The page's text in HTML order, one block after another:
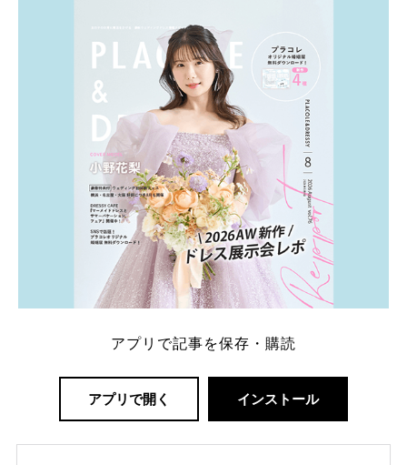
一番お得？」「プラコレの特典は？」といった疑問も
解決します。 まずは診断で候補を絞れる「ウェディ
ング診断」か、体験型 […]続きを読む
アプリで記事を保存・購読
アプリで開く インストール